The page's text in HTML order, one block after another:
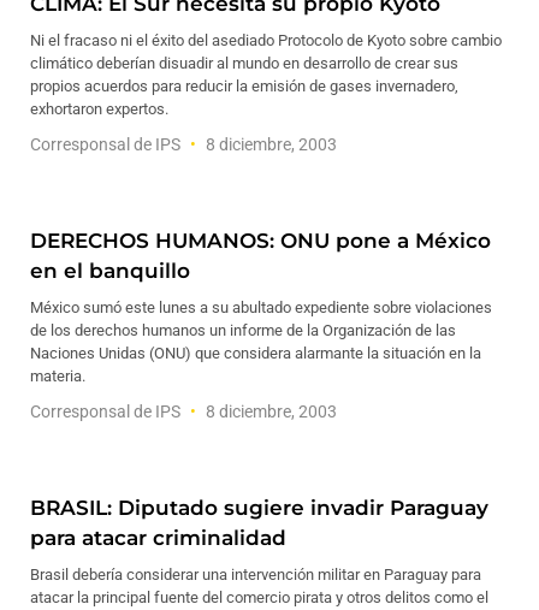
Ni el fracaso ni el éxito del asediado Protocolo de Kyoto sobre cambio
climático deberían disuadir al mundo en desarrollo de crear sus
propios acuerdos para reducir la emisión de gases invernadero,
exhortaron expertos.
Corresponsal de IPS 8 diciembre, 2003
DERECHOS HUMANOS: ONU pone a México
en el banquillo
México sumó este lunes a su abultado expediente sobre violaciones
de los derechos humanos un informe de la Organización de las
Naciones Unidas (ONU) que considera alarmante la situación en la
materia.
Corresponsal de IPS 8 diciembre, 2003
BRASIL: Diputado sugiere invadir Paraguay
para atacar criminalidad
Brasil debería considerar una intervención militar en Paraguay para
atacar la principal fuente del comercio pirata y otros delitos como el